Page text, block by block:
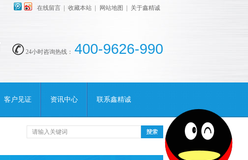
在线留言 收藏本站 网站地图 关于鑫精诚
24小时咨询热线： 400-9626-990
客户见证 资讯中心 联系鑫精诚